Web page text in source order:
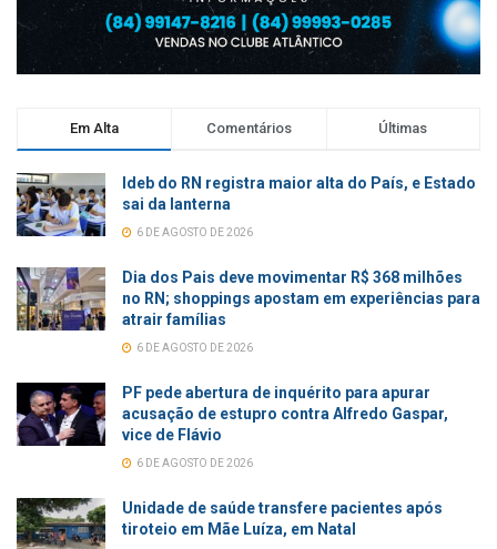
Em Alta Comentários Últimas
Ideb do RN registra maior alta do País, e Estado
sai da lanterna
6 DE AGOSTO DE 2026
Dia dos Pais deve movimentar R$ 368 milhões
no RN; shoppings apostam em experiências para
atrair famílias
6 DE AGOSTO DE 2026
PF pede abertura de inquérito para apurar
acusação de estupro contra Alfredo Gaspar,
vice de Flávio
6 DE AGOSTO DE 2026
Unidade de saúde transfere pacientes após
tiroteio em Mãe Luíza, em Natal